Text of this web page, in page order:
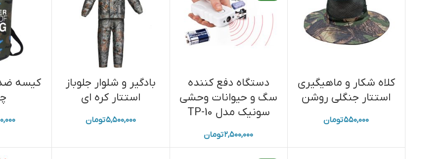
کلاه شکار و ماهیگیری
استتار جنگلی روشن
۵۵۰,۰۰۰تومان
دستگاه دفع کننده
سگ و حیوانات وحشی
سونیک مدل TP-10
۲,۵۰۰,۰۰۰تومان
بادگیر و شلوار جلوباز
استتار کره ای
۵,۵۰۰,۰۰۰تومان